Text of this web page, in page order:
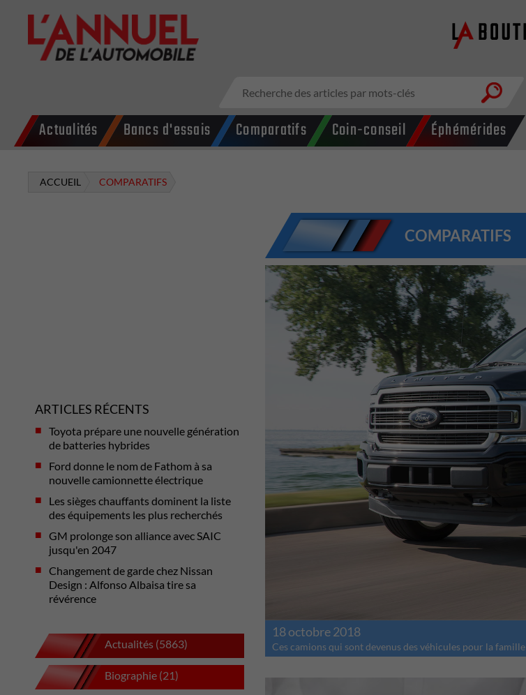
Actualités Bancs d'essais Comparatifs Coin-conseil Éphémérides
ACCUEIL COMPARATIFS
ARTICLES RÉCENTS
Toyota prépare une nouvelle génération
de batteries hybrides
Ford donne le nom de Fathom à sa
nouvelle camionnette électrique
Les sièges chauffants dominent la liste
des équipements les plus recherchés
GM prolonge son alliance avec SAIC
jusqu'en 2047
Changement de garde chez Nissan
Design : Alfonso Albaisa tire sa
révérence
Actualités (5863)
Biographie (21)
COMPARATIFS
18 octobre 2018
Ces camions qui sont devenus des véhicules pour la famille